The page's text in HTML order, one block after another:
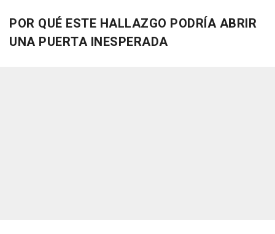
POR QUÉ ESTE HALLAZGO PODRÍA ABRIR
UNA PUERTA INESPERADA